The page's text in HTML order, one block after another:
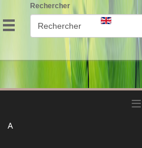
Rechercher
≡
A